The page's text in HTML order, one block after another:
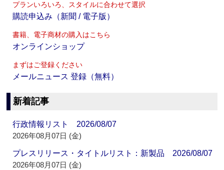
プランいろいろ、スタイルに合わせて選択
購読申込み（新聞 / 電子版）
書籍、電子商材の購入はこちら
オンラインショップ
まずはご登録ください
メールニュース 登録（無料）
新着記事
行政情報リスト 2026/08/07
2026年08月07日 (金)
プレスリリース・タイトルリスト：新製品 2026/08/07
2026年08月07日 (金)